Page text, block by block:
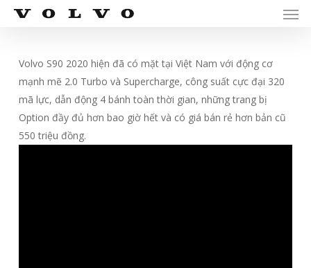
Skip
contentVolvo S90 2020 hiện đã có mặt tại Việt Nam với động cơ
mạnh mẽ 2.0 Turbo và Supercharge, công suất cực đại 320
mã lực, dẫn động 4 bánh toàn thời gian, những trang bị
Option đầy đủ hơn bao giờ hết và có giá bán rẻ hơn bản cũ
550 triệu đồng.
Menu